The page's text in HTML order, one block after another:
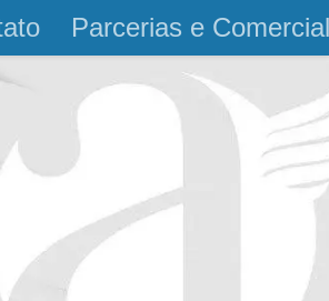
Parcerias e Comercial